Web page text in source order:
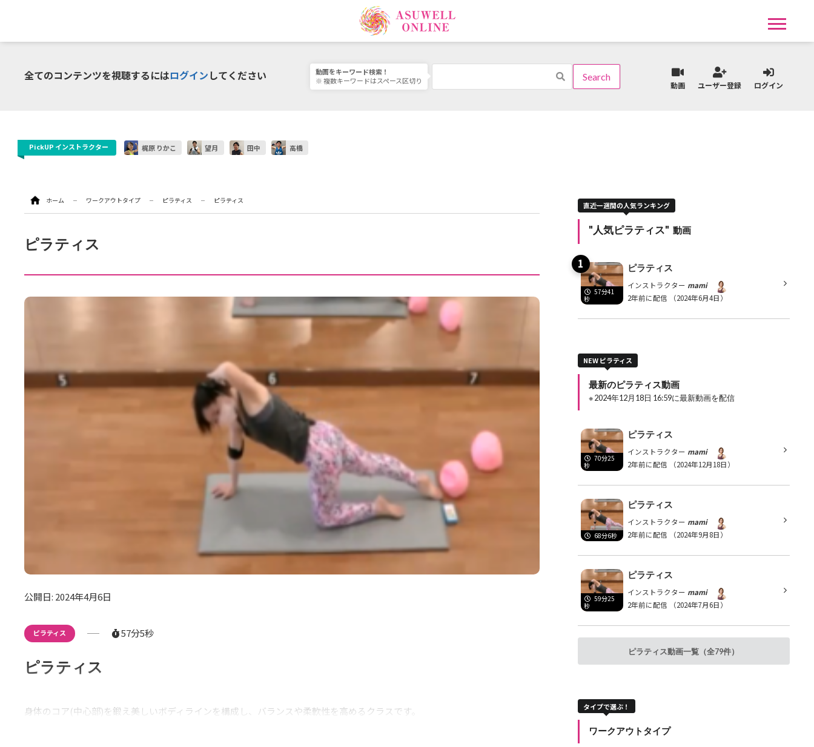
インストラクター一覧 ワークアウトタイプ一覧
お問い合わせ お支払いについて
全てのコンテンツを視聴するにはログインしてください
動画をキーワード検索！
※ 複数キーワードはスペース区切り
動画 ユーザー登録 ログイン
PickUP インストラクター 梶原 りかこ 望月 田中 高橋
ホーム ワークアウトタイプ ピラティス ピラティス
ピラティス
公開日: 2024年4月6日
ピラティス 57分5秒
ピラティス
身体のコア(中心部)を鍛え美しいボディラインを構成し、バランスや柔軟性を高めるクラスです。
直近一週間の人気ランキング
"人気ピラティス" 動画
57分41
秒
ピラティス
インストラクター mami
2年前に配信
（2024年6月4日）
NEW ピラティス
最新のピラティス動画
※ 2024年12月18日 16:59に最新動画を配信
70分25
秒
ピラティス
インストラクター mami
2年前に配信
（2024年12月18日）
68分6秒
ピラティス
インストラクター mami
2年前に配信
（2024年9月8日）
59分25
秒
ピラティス
インストラクター mami
2年前に配信
（2024年7月6日）
ピラティス動画一覧（全79件）
タイプで選ぶ！
ワークアウトタイプ